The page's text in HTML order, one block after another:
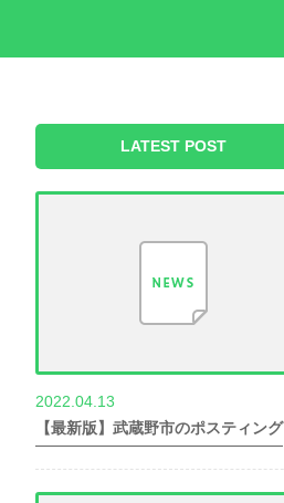
LATEST POST
2022.04.13
【最新版】武蔵野市のポスティング